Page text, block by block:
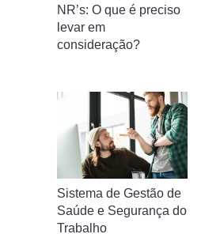
NR’s: O que é preciso
levar em
consideração?
Sistema de Gestão de
Saúde e Segurança do
Trabalho